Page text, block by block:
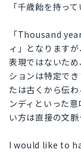
「千歳飴を持っ
「Thousand
ィ」となります
表現ではないた
ションは特定で
たは古くから伝
ンディといった
い方は直接の文脈
I would like to